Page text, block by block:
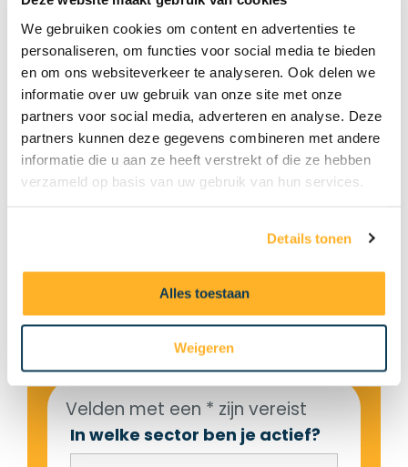
We gebruiken cookies om content en advertenties te
personaliseren, om functies voor social media te bieden
en om ons websiteverkeer te analyseren. Ook delen we
informatie over uw gebruik van onze site met onze
partners voor social media, adverteren en analyse. Deze
partners kunnen deze gegevens combineren met andere
informatie die u aan ze heeft verstrekt of die ze hebben
verzameld op basis van uw gebruik van hun services.
Details tonen
Alles toestaan
Weigeren
Klaar om aan
de slag te
gaan met
meer
Sluit je aan bij het ConfiGo-
netwerk en laat ons je helpen
om je agenda te vullen met
gekwalificeerde opdrachten.
Velden met een * zijn vereist
In welke sector ben je actief?